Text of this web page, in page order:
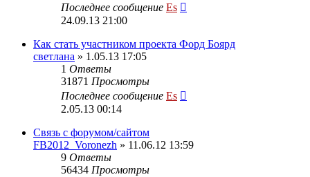
Последнее сообщение Es
24.09.13 21:00
Как стать участником проекта Форд Боярд
светлана » 1.05.13 17:05
1 Ответы
31871 Просмотры
Последнее сообщение Es
2.05.13 00:14
Cвязь с форумом/сайтом
FB2012_Voronezh » 11.06.12 13:59
9 Ответы
56434 Просмотры